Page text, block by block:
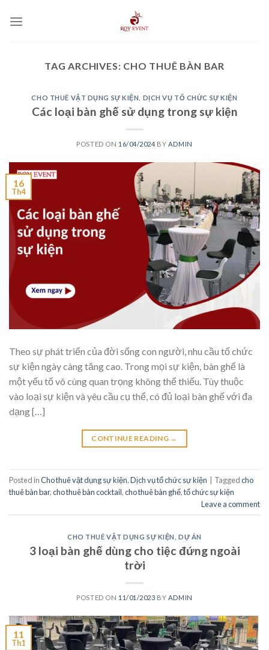
TAG ARCHIVES: CHO THUÊ BÀN BAR
CHO THUÊ VẬT DỤNG SỰ KIỆN DỊCH VỤ TỔ CHỨC SỰ KIỆN
Các loại bàn ghế sử dụng trong sự kiện
POSTED ON 16/04/2024 BY ADMIN
16
Th4
Theo sự phát triển của đời sống con người, nhu cầu tổ chức
sự kiện ngày càng tăng cao. Trong mọi sự kiện, bàn ghế là
một yếu tố vô cùng quan trọng không thể thiếu. Tùy thuộc
vào loại sự kiện và yêu cầu cụ thể, có đủ loại bàn ghế với đa
dạng […]
CONTINUE READING →
Posted inCho thuê vật dụng sự kiện,Dịch vụ tổ chức sự kiện Taggedcho
thuê bàn bar,cho thuê bàn cocktail,cho thuê bàn ghế,tổ chức sự kiện
Leave a comment
CHO THUÊ VẬT DỤNG SỰ KIỆN ,DỰ ÁN
3 loại bàn ghế dùng cho tiệc đứng ngoài
trời
POSTED ON 11/01/2023 BY ADMIN
11
Th1